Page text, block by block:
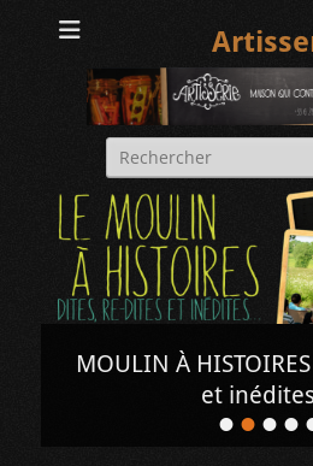
Rechercher :
••••
MOULIN À
et